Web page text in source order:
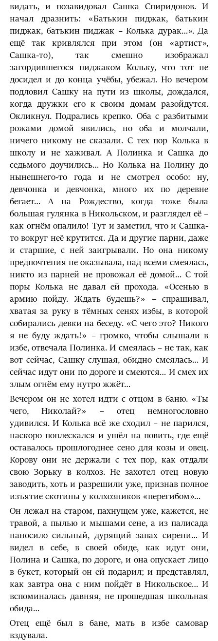
видать, и позавидовал Сашка Спиридонов. И
начал дразнить: «Батькин пиджак, батькин
пиджак, батькин пиджак – Колька дурак…». Да
ещё так кривлялся при этом (он «артист»,
Сашка-то), так смешно изображал
загордившегося пиджаком Кольку, что тот не
досидел и до конца учёбы, убежал. Но вечером
подловил Сашку на пути из школы, дождался,
когда дружки его к своим домам разойдутся.
Окликнул. Подрались крепко. Оба с разбитыми
рожами домой явились, но оба и молчали,
ничего никому не сказали. С тех пор Колька в
школу и не хаживал. А Полинка и Сашка до
седьмого доучились… Но Колька на Полину до
нынешнего-то года и не смотрел особо: ну,
девчонка и девчонка, много их по деревне
бегает… А на Рождество, когда тоже была
большая гулянка в Никольском, и разглядел её –
как огнём опалило! Тут и заметил, что и Сашка-
то вокруг неё крутится. Да и другие парни, даже
и старшие, с ней заигрывали. Но она никому
предпочтения не оказывала, над всеми смеялась,
никто из парней не провожал её домой… С той
поры Колька не давал ей прохода. «Осенью в
армию пойду. Ждать будешь?» – спрашивал,
хватая за руку в тёмных сенях избы, в которой
собирались девки на беседу. «С чего это? Никого
я не буду ждать!» – громко, чтобы слышали в
избе, отвечала Полинка. И смеялась – не так, как
вот сейчас, Сашку слушая, обидно смеялась… И
сейчас идут они по дороге и смеются… И смех их
злым огнём ему нутро жжёт…
Вечером он не хотел идти с отцом в баню. «Ты
чего, Николай?» – отец немногословно
удивился. И Колька всё же сходил – не парился,
наскоро поплескался и ушёл на повить, где ещё
оставалось прошлогоднее сено для козы и овец.
Корову они не держали с тех пор, как отдали
свою Зорьку в колхоз. Не захотел отец новую
заводить, хоть и разрешили уже, признав полное
изъятие скотины у колхозников «перегибом»…
Он лежал на старом, пахнущем уже, кажется, не
травой, а пылью и мышами сене, а из палисада
наносило сильный, дурящий запах сирени… И
видел в себе, в своей обиде, как идут они,
Полина и Сашка, по дороге, и она опускает лицо
в букет, который он ей подарил; и представлял,
как завтра она с ним пойдёт в Никольское… И
вспоминалась давняя, не прошедшая школьная
обида…
Отец ещё был в бане, мать в избе самовар
вздувала.